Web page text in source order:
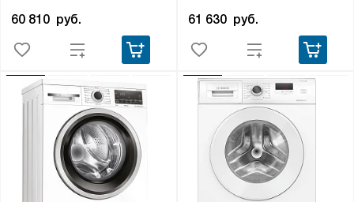
60 810 руб. 61 630 руб.